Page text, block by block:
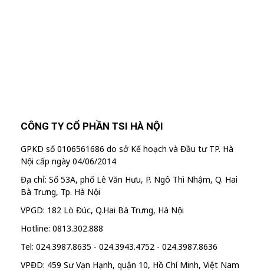
CÔNG TY CỔ PHẦN TSI HÀ NỘI
GPKD số 0106561686 do sở Kế hoạch và Đầu tư TP. Hà
Nội cấp ngày 04/06/2014
Địa chỉ: Số 53A, phố Lê Văn Hưu, P. Ngô Thì Nhậm, Q. Hai
Bà Trưng, Tp. Hà Nội
VPGD: 182 Lò Đúc, Q.Hai Bà Trưng, Hà Nội
Hotline: 0813.302.888
Tel: 024.3987.8635 - 024.3943.4752 - 024.3987.8636
VPĐD: 459 Sư Vạn Hạnh, quận 10, Hồ Chí Minh, Việt Nam